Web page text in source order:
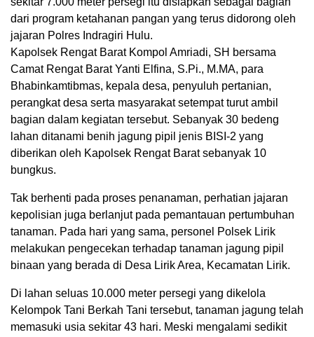
dari program ketahanan pangan yang terus didorong oleh
jajaran Polres Indragiri Hulu.
Kapolsek Rengat Barat Kompol Amriadi, SH bersama
Camat Rengat Barat Yanti Elfina, S.Pi., M.MA, para
Bhabinkamtibmas, kepala desa, penyuluh pertanian,
perangkat desa serta masyarakat setempat turut ambil
bagian dalam kegiatan tersebut. Sebanyak 30 bedeng
lahan ditanami benih jagung pipil jenis BISI-2 yang
diberikan oleh Kapolsek Rengat Barat sebanyak 10
bungkus.
Tak berhenti pada proses penanaman, perhatian jajaran
kepolisian juga berlanjut pada pemantauan pertumbuhan
tanaman. Pada hari yang sama, personel Polsek Lirik
melakukan pengecekan terhadap tanaman jagung pipil
binaan yang berada di Desa Lirik Area, Kecamatan Lirik.
Di lahan seluas 10.000 meter persegi yang dikelola
Kelompok Tani Berkah Tani tersebut, tanaman jagung telah
memasuki usia sekitar 43 hari. Meski mengalami sedikit